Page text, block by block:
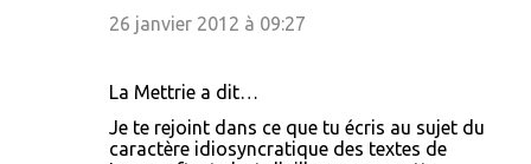
26 janvier 2012 à 09:27
La Mettrie a dit…
Je te rejoint dans ce que tu écris au sujet du
caractère idiosyncratique des textes de